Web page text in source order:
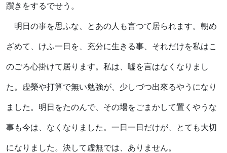
躓きをするでせう。
明日の事を思ふな、とあの人も言つて居られます。朝め
ざめて、けふ一日を、充分に生きる事、それだけを私はこ
のごろ心掛けて居ります。私は、嘘を言はなくなりまし
た。虚榮や打算で無い勉強が、少しづつ出來るやうになり
ました。明日をたのんで、その場をごまかして置くやうな
事も今は、なくなりました。一日一日だけが、とても大切
になりました。決して虚無では、ありません。